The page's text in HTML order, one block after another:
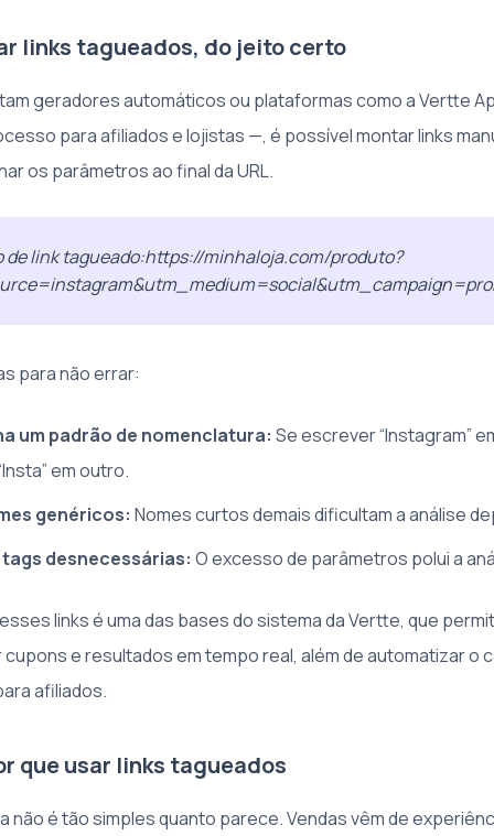
links tagueados, do jeito certo
geradores automáticos ou plataformas como a Vertte
para afiliados e lojistas —, é possível montar links
os parâmetros ao final da URL.
de link tagueado:https://minhaloja.com/produto?
para não errar:
um padrão de nomenclatura: Se escrever “Instagram”
em outro.
genéricos: Nomes curtos demais dificultam a análise
desnecessárias: O excesso de parâmetros polui a
links é uma das bases do sistema da Vertte, que
e resultados em tempo real, além de automatizar o
afiliados.
que usar links tagueados
não é tão simples quanto parece. Vendas vêm de